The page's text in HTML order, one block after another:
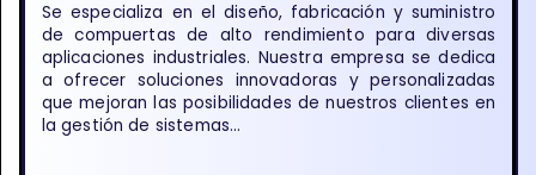
Se especializa en el diseño, fabricación y suministro
de compuertas de alto rendimiento para diversas
aplicaciones industriales. Nuestra empresa se dedica
a ofrecer soluciones innovadoras y personalizadas
que mejoran las posibilidades de nuestros clientes en
la gestión de sistemas...